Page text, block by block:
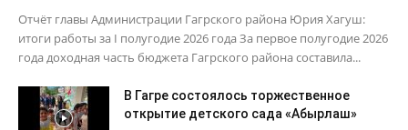
Отчёт главы Администрации Гагрского района Юрия Хагуш:
итоги работы за I полугодие 2026 года За первое полугодие 2026
года доходная часть бюджета Гагрского района составила...
В Гагре состоялось торжественное
открытие детского сада «Абырлаш»